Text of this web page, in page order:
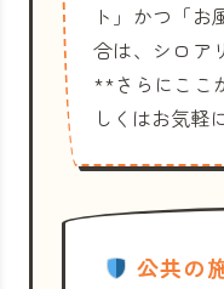
ト」かつ「
合は、シロア
**さらにここ
しくはお気軽
公共の